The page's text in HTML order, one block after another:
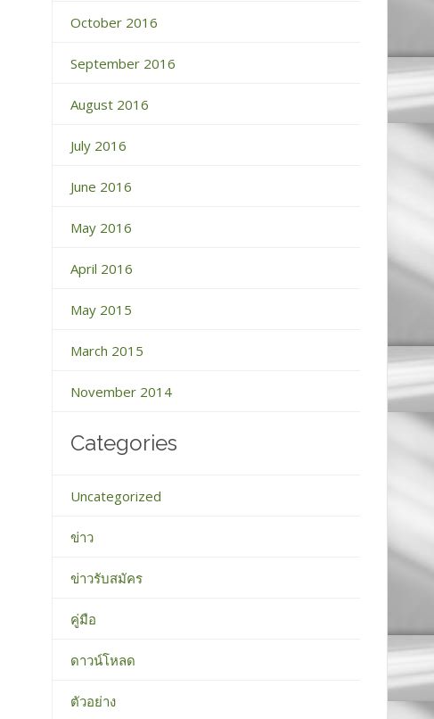
October 2016
September 2016
August 2016
July 2016
June 2016
May 2016
April 2016
May 2015
March 2015
November 2014
Categories
Uncategorized
ข่าว
ข่าวรับสมัคร
คู่มือ
ดาวน์โหลด
ตัวอย่าง